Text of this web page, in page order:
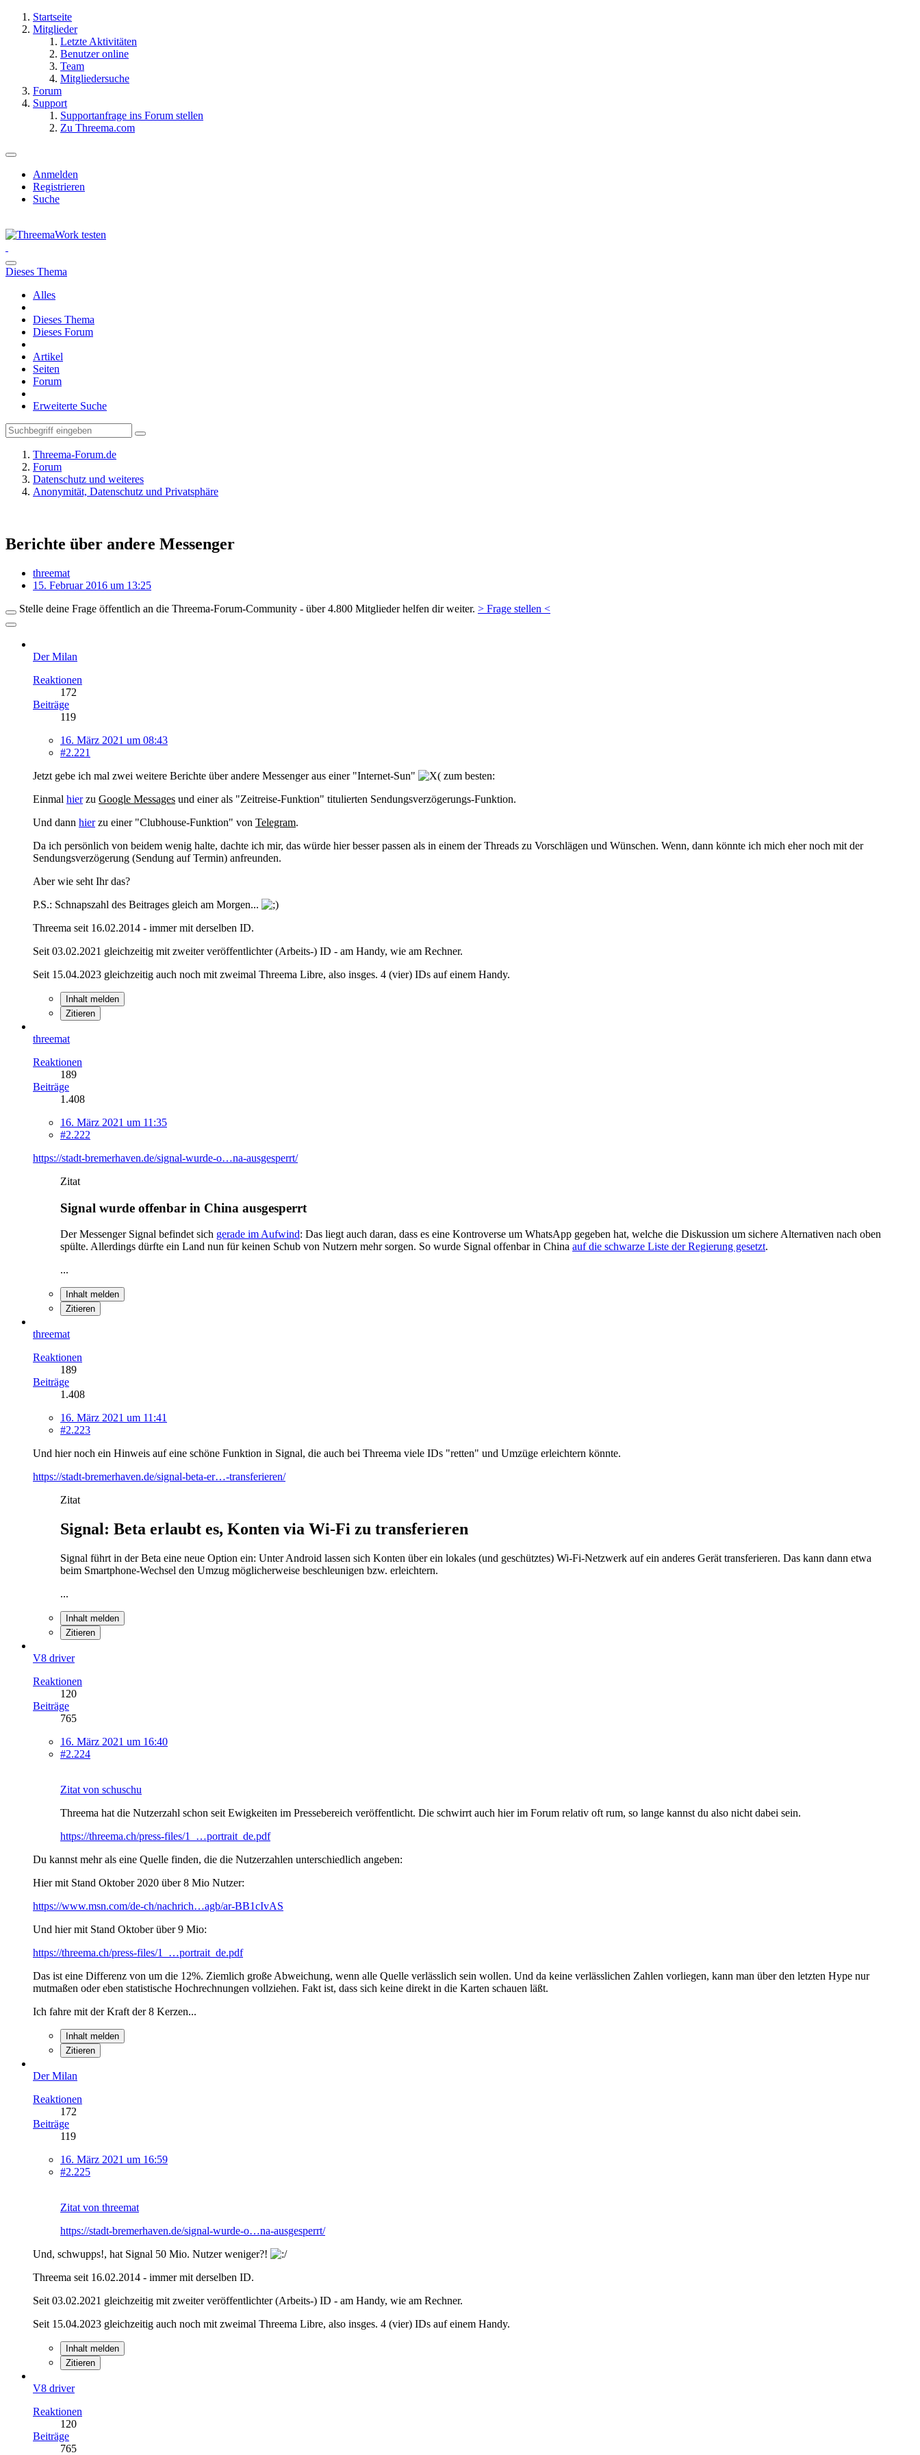
Startseite
Mitglieder
Letzte Aktivitäten
Benutzer online
Team
Mitgliedersuche
Forum
Support
Supportanfrage ins Forum stellen
Zu Threema.com
Anmelden
Registrieren
Suche
Dieses Thema
Alles
Dieses Thema
Dieses Forum
Artikel
Seiten
Forum
Erweiterte Suche
Threema-Forum.de
Forum
Datenschutz und weiteres
Anonymität, Datenschutz und Privatsphäre
Berichte über andere Messenger
threemat
15. Februar 2016 um 13:25
Stelle deine Frage öffentlich an die Threema-Forum-Community - über 4.800 Mitglieder helfen dir weiter. > Frage stellen <
Der Milan
Reaktionen
172
Beiträge
119
16. März 2021 um 08:43
#2.221
Jetzt gebe ich mal zwei weitere Berichte über andere Messenger aus einer "Internet-Sun"
zum besten:
Einmal hierzu Google Messages und einer als "Zeitreise-Funktion" titulierten Sendungsverzögerungs-Funktion.
Und dann hierzu einer "Clubhouse-Funktion" von Telegram.
Da ich persönlich von beidem wenig halte, dachte ich mir, das würde hier besser passen als in einem der Threads zu Vorschlägen und Wünschen. Wenn, dann könnte ich mich eher noch mit der
Sendungsverzögerung (Sendung auf Termin) anfreunden.
Aber wie seht Ihr das?
P.S.: Schnapszahl des Beitrages gleich am Morgen...
Threema seit 16.02.2014 - immer mit derselben ID.
Seit 03.02.2021 gleichzeitig mit zweiter veröffentlichter (Arbeits-) ID - am Handy, wie am Rechner.
Seit 15.04.2023 gleichzeitig auch noch mit zweimal Threema Libre, also insges. 4 (vier) IDs auf einem Handy.
Inhalt melden
Zitieren
threemat
Reaktionen
189
Beiträge
1.408
16. März 2021 um 11:35
#2.222
https://stadt-bremerhaven.de/signal-wurde-o…na-ausgesperrt/
Zitat
Signal wurde offenbar in China ausgesperrt
Der Messenger Signal befindet sich gerade im Aufwind: Das liegt auch daran, dass es eine Kontroverse um WhatsApp gegeben hat, welche die Diskussion um sichere Alternativen nach oben
spülte. Allerdings dürfte ein Land nun für keinen Schub von Nutzern mehr sorgen. So wurde Signal offenbar in China auf die schwarze Liste der Regierung gesetzt.
...
Inhalt melden
Zitieren
threemat
Reaktionen
189
Beiträge
1.408
16. März 2021 um 11:41
#2.223
Und hier noch ein Hinweis auf eine schöne Funktion in Signal, die auch bei Threema viele IDs "retten" und Umzüge erleichtern könnte.
https://stadt-bremerhaven.de/signal-beta-er…-transferieren/
Zitat
Signal: Beta erlaubt es, Konten via Wi-Fi zu transferieren
Signal führt in der Beta eine neue Option ein: Unter Android lassen sich Konten über ein lokales (und geschütztes) Wi-Fi-Netzwerk auf ein anderes Gerät transferieren. Das kann dann etwa
beim Smartphone-Wechsel den Umzug möglicherweise beschleunigen bzw. erleichtern.
...
Inhalt melden
Zitieren
V8 driver
Reaktionen
120
Beiträge
765
16. März 2021 um 16:40
#2.224
Zitat von schuschu
Threema hat die Nutzerzahl schon seit Ewigkeiten im Pressebereich veröffentlicht. Die schwirrt auch hier im Forum relativ oft rum, so lange kannst du also nicht dabei sein.
https://threema.ch/press-files/1_…portrait_de.pdf
Du kannst mehr als eine Quelle finden, die die Nutzerzahlen unterschiedlich angeben:
Hier mit Stand Oktober 2020 über 8 Mio Nutzer:
https://www.msn.com/de-ch/nachrich…agb/ar-BB1cIvAS
Und hier mit Stand Oktober über 9 Mio:
https://threema.ch/press-files/1_…portrait_de.pdf
Das ist eine Differenz von um die 12%. Ziemlich große Abweichung, wenn alle Quelle verlässlich sein wollen. Und da keine verlässlichen Zahlen vorliegen, kann man über den letzten Hype nur
mutmaßen oder eben statistische Hochrechnungen vollziehen. Fakt ist, dass sich keine direkt in die Karten schauen läßt.
Ich fahre mit der Kraft der 8 Kerzen...
Inhalt melden
Zitieren
Der Milan
Reaktionen
172
Beiträge
119
16. März 2021 um 16:59
#2.225
Zitat von threemat
https://stadt-bremerhaven.de/signal-wurde-o…na-ausgesperrt/
Und, schwupps!, hat Signal 50 Mio. Nutzer weniger?!
Threema seit 16.02.2014 - immer mit derselben ID.
Seit 03.02.2021 gleichzeitig mit zweiter veröffentlichter (Arbeits-) ID - am Handy, wie am Rechner.
Seit 15.04.2023 gleichzeitig auch noch mit zweimal Threema Libre, also insges. 4 (vier) IDs auf einem Handy.
Inhalt melden
Zitieren
V8 driver
Reaktionen
120
Beiträge
765